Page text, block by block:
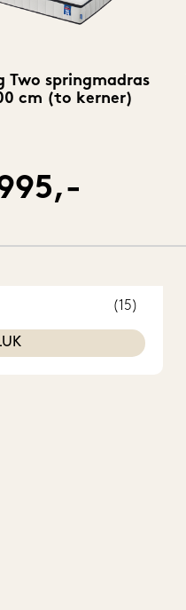
Two springmadras
cm (to kerner)
(15)